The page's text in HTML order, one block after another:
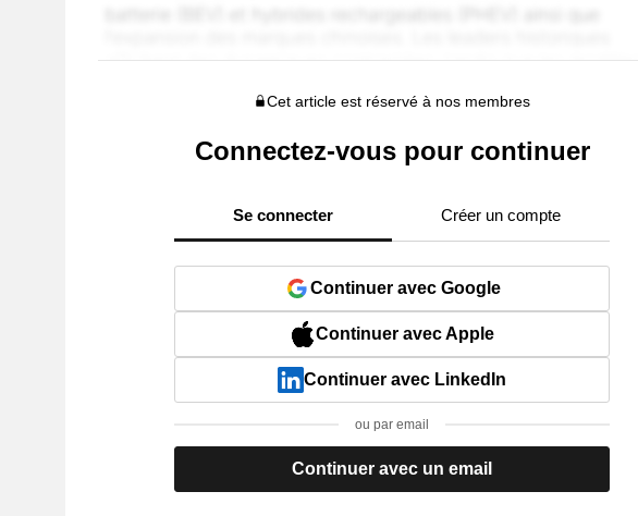
Cet article est réservé à nos membres
Connectez-vous pour continuer
Se connecter Créer un compte
Continuer avec Google
Continuer avec Apple
Continuer avec LinkedIn
ou par email
Continuer avec un email